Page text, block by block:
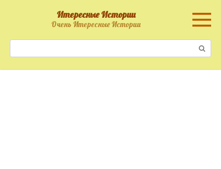
Итересные Истории
Очень Итересные Истории